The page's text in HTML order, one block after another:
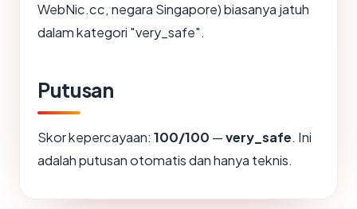
WebNic.cc, negara Singapore) biasanya jatuh
dalam kategori "very_safe".
Putusan
Skor kepercayaan: 100/100 —very_safe. Ini
adalah putusan otomatis dan hanya teknis.